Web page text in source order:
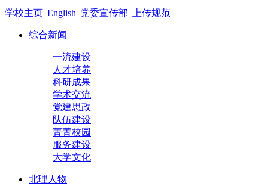
学校主页| English| 党委宣传部| 上传规范
综合新闻
一流建设
人才培养
科研成果
学术交流
党建思政
队伍建设
菁菁校园
服务建设
大学文化
北理人物